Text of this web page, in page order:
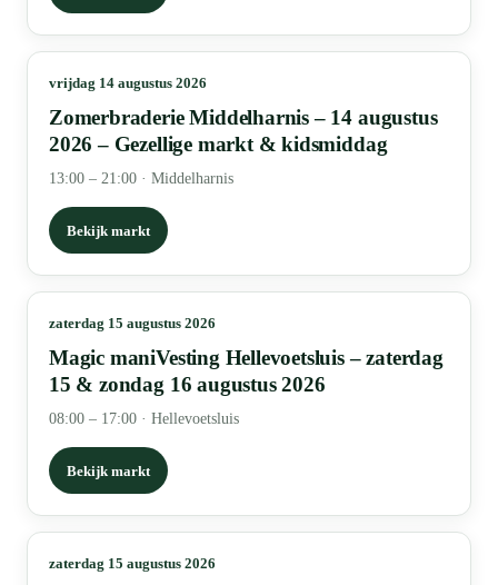
vrijdag 14 augustus 2026
Zomerbraderie Middelharnis – 14 augustus
2026 – Gezellige markt & kidsmiddag
13:00 – 21:00 · Middelharnis
Bekijk markt
zaterdag 15 augustus 2026
Magic maniVesting Hellevoetsluis – zaterdag
15 & zondag 16 augustus 2026
08:00 – 17:00 · Hellevoetsluis
Bekijk markt
zaterdag 15 augustus 2026